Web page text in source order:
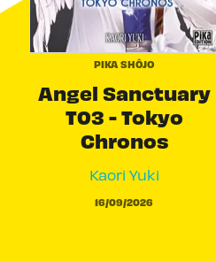
PIKA SHÔJO
Angel Sanctuary
T03 - Tokyo
Chronos
Kaori Yuki
16/09/2026